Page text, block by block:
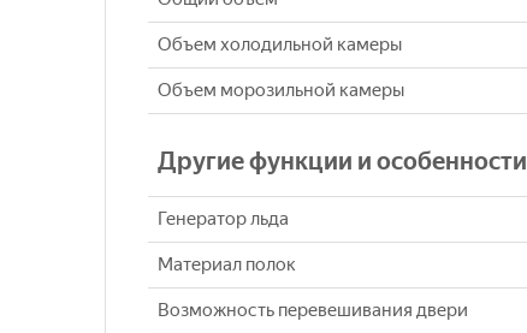
Объем холодильной камеры
Объем морозильной камеры
Другие функции и особенности
Генератор льда
Материал полок
Возможность перевешивания двери